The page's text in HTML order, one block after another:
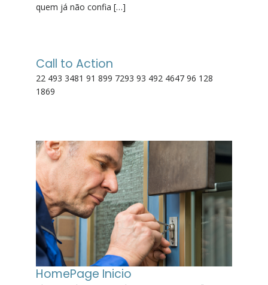
quem já não confia […]
Call to Action
22 493 3481 91 899 7293 93 492 4647 96 128
1869
HomePage Inicio